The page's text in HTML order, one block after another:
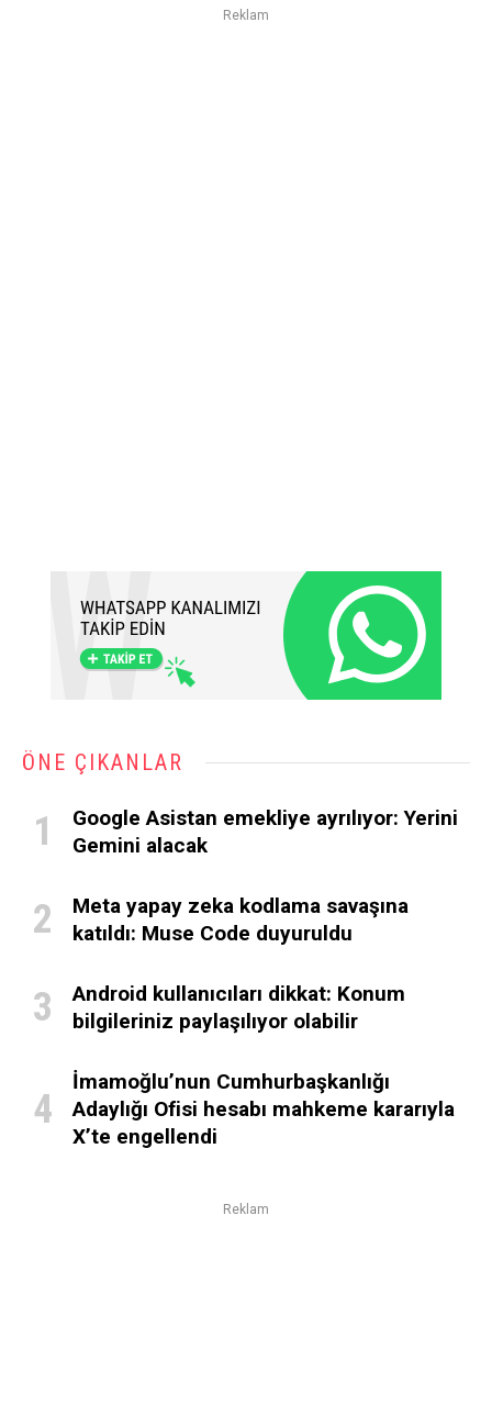
Reklam
ÖNE ÇIKANLAR
Google Asistan emekliye ayrılıyor: Yerini
Gemini alacak
Meta yapay zeka kodlama savaşına
katıldı: Muse Code duyuruldu
Android kullanıcıları dikkat: Konum
bilgileriniz paylaşılıyor olabilir
İmamoğlu’nun Cumhurbaşkanlığı
Adaylığı Ofisi hesabı mahkeme kararıyla
X’te engellendi
Reklam